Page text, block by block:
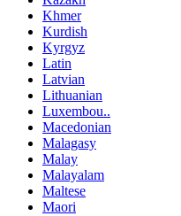
Khmer
Kurdish
Kyrgyz
Latin
Latvian
Lithuanian
Luxembou..
Macedonian
Malagasy
Malay
Malayalam
Maltese
Maori